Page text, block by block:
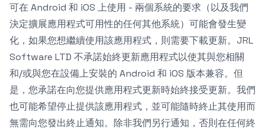
可在 Android 和 iOS 上使用 - 兩個系統的要求（以及我們
決定擴展應用程式可用性的任何其他系統）可能會發生變
化，如果您想繼續使用該應用程式，則需要下載更新。JRL
Software LTD 不承諾始終更新應用程式以使其與您相關
和/或與您在設備上安裝的 Android 和 iOS 版本兼容。但
是，您承諾在向您提供應用程式更新時始終接受更新。我們
也可能希望停止提供該應用程式，並可能隨時終止其使用而
無需向您發出終止通知。除非我們另行通知，否則在任何終